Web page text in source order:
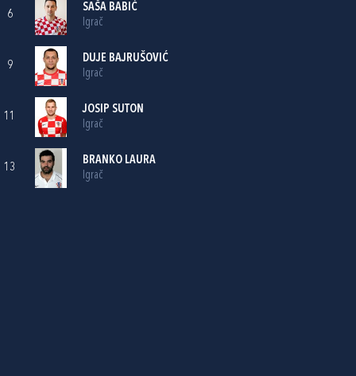
6
SAŠA BABIĆ
Igrač
9
DUJE BAJRUŠOVIĆ
Igrač
11
JOSIP SUTON
Igrač
13
BRANKO LAURA
Igrač